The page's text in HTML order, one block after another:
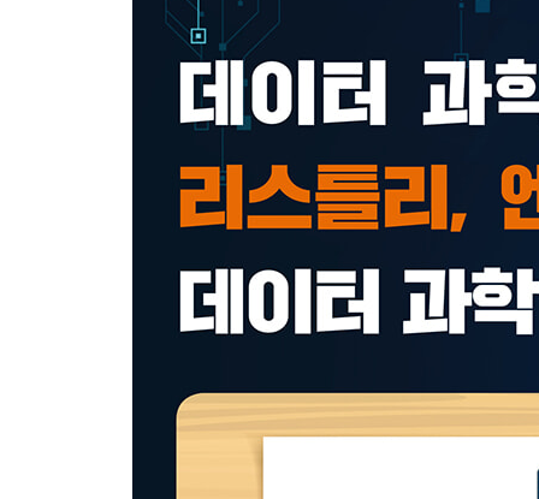
Lesson 4 국민건강 알람 서비스
Lesson 5 예측 배송 시스템
Chapter 5 데이터 과학의 미래
Lesson 1 데이터 경제 사회
Lesson 2 데이터의 윤리적 이슈
Lesson 3 빅데이터 시대의 장단점
찾아보기